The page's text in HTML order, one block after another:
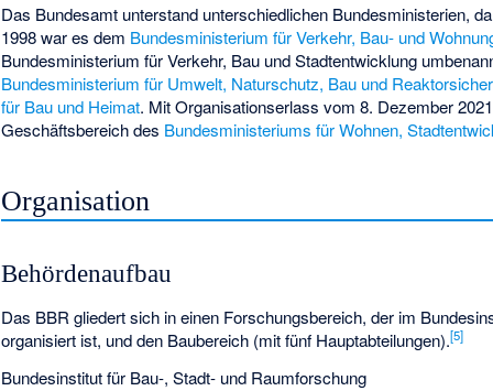
Das Bundesamt unterstand unterschiedlichen Bundesministerien,
1998 war es dem Bundesministerium für Verkehr, Bau- und
Bundesministerium für Verkehr, Bau und Stadtentwicklung
Bundesministerium für Umwelt, Naturschutz, Bau und
für Bau und Heimat. MitOrganisationserlass vom 8. Dezember
Geschäftsbereich des Bundesministeriums für Wohnen,
Organisation
Behördenaufbau
Das BBR gliedert sich in einen Forschungsbereich, der im
organisiert ist, und den Baubereich (mit fünf Hauptabteilungen).[5]
Bundesinstitut für Bau-, Stadt- und Raumforschung